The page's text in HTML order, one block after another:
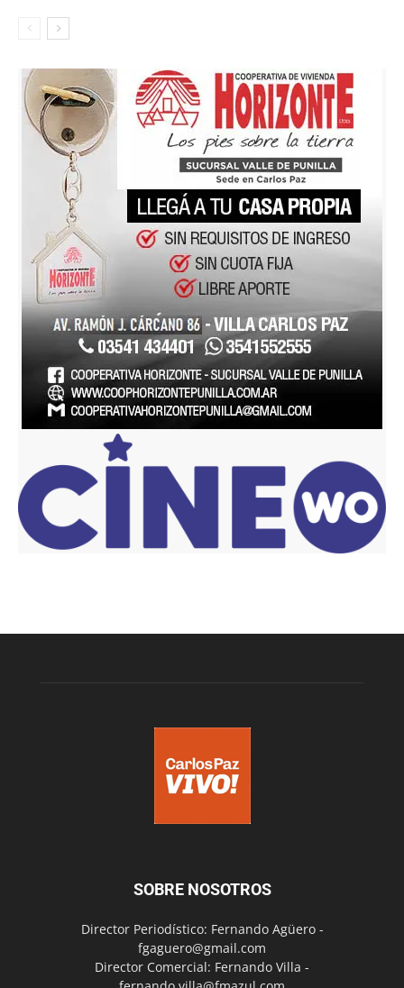
SOBRE NOSOTROS
Director Periodístico: Fernando Agüero -
fgaguero@gmail.com
Director Comercial: Fernando Villa -